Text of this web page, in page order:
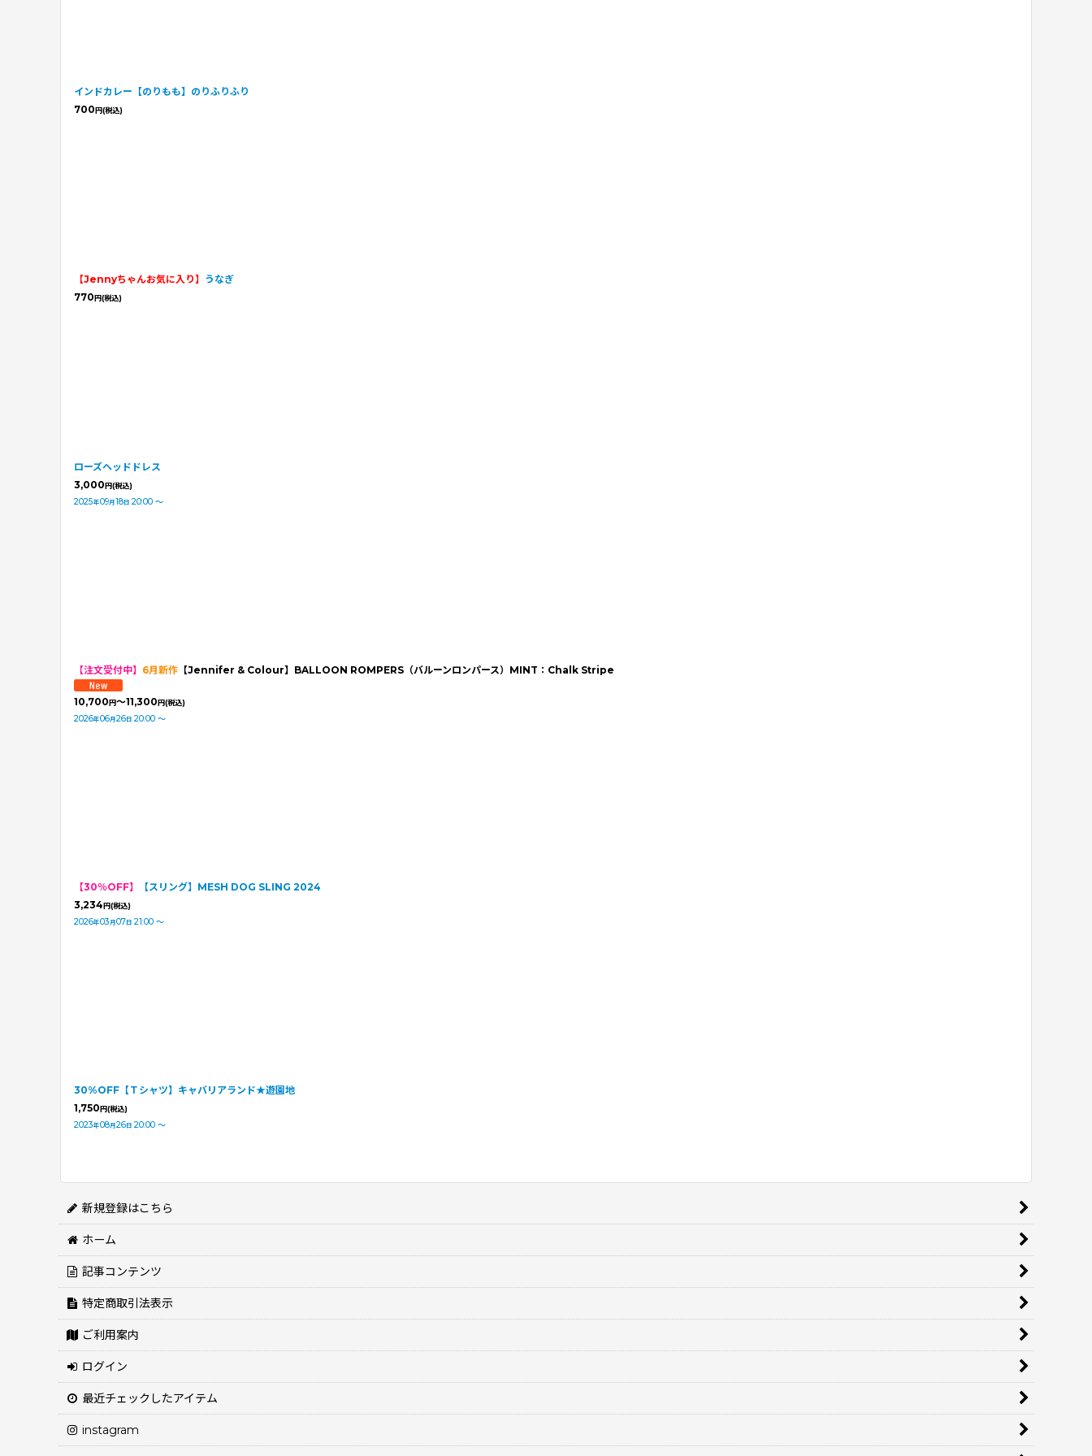
インドカレー【のりもも】のりふりふり
700円(税込)
【Jennyちゃんお気に入り】 うなぎ
770円(税込)
ローズヘッドドレス
3,000円(税込)
2025年09月18日 20:00 ～
【注文受付中】 6月新作 【Jennifer & Colour】BALLOON ROMPERS（バルーンロンパース）MINT：Chalk Stripe
10,700円～11,300円(税込)
2026年06月26日 20:00 ～
【30％OFF】
【スリング】MESH DOG SLING 2024
3,234円(税込)
2026年03月07日 21:00 ～
30%OFF【Ｔシャツ】キャバリアランド★遊園地
1,750円(税込)
2023年08月26日 20:00 ～
新規登録はこちら
ホーム
記事コンテンツ
特定商取引法表示
ご利用案内
ログイン
最近チェックしたアイテム
instagram